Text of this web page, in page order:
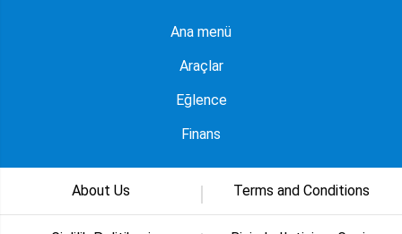
Ana menü
Araçlar
Eğlence
Finans
About Us Terms and Conditions